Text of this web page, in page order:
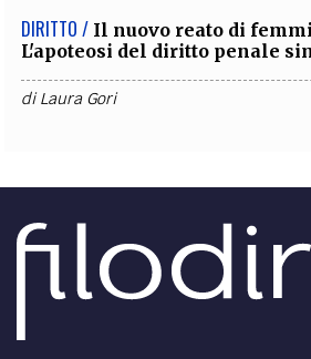
DIRITTO / Il nuovo reato di
L'apoteosi del diritto penale
diLaura Gori